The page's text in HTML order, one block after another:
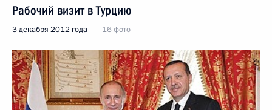
Рабочий визит в Турцию
3 декабря 2012 года 16 фото